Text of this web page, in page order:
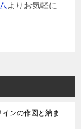
よりお気軽に
ンの作図と納ま